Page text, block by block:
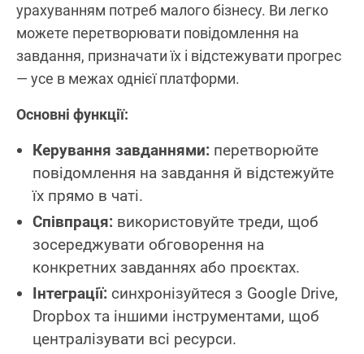
урахуванням потреб малого бізнесу. Ви легко
можете перетворювати повідомлення на
завдання, призначати їх і відстежувати прогрес
— усе в межах однієї платформи.
Основні функції:
Керування завданнями: перетворюйте
повідомлення на завдання й відстежуйте
їх прямо в чаті.
Співпраця: використовуйте треди, щоб
зосереджувати обговорення на
конкретних завданнях або проєктах.
Інтеграції: синхронізуйтеся з Google Drive,
Dropbox та іншими інструментами, щоб
централізувати всі ресурси.